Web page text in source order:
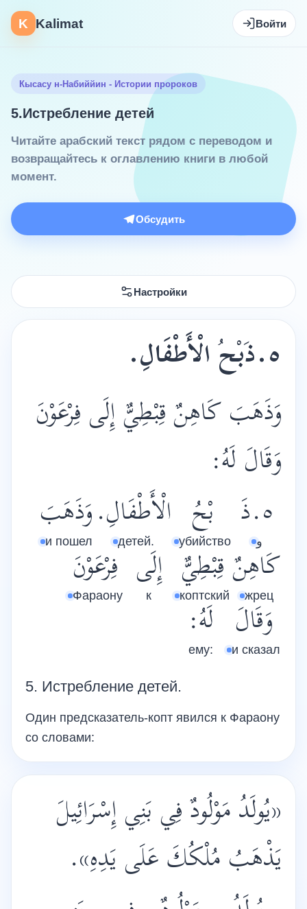
K Kalimat Войти
Кысасу н-Набиййин - Истории пророков
5.Истребление детей
Читайте арабский текст рядом с переводом и
возвращайтесь к оглавлению книги в любой
момент.
Обсудить
Настройки
٥.ذ بحالْأَطْفَالِ.
وَذَهَبَ كَاهِنٌ قِبْطِيٌّ إِلَى فِرْعَوْنَ
وَقَالَ لَهُ:
٥.ذَ
و
بْحُ
убийство
الْأَطْفَالِ.
детей.
وَذَهَبَ
и пошел
كَاهِنٌ
жрец
قِبْطِيٌّ
коптский
إِلَى
к
فِرْعَوْنَ
Фараону
وَقَالَ
и сказал
لَهُ:
ему:
5. Истребление детей.
Один предсказатель-копт явился к Фараону
со словами:
«يُولَدُ مَوْلُودٌ فِي بَنِي إِسْرَائِيلَ
يَذْهَبُ مُلْكُكَ عَلَى يَدِهِ»‎.